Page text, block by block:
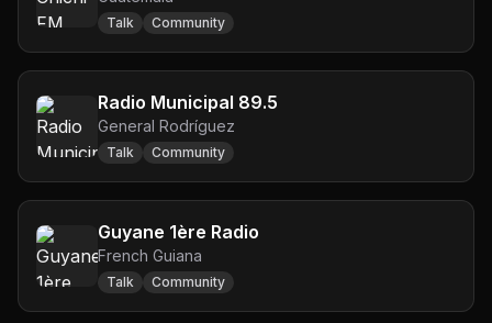
Talk Community
Radio Municipal 89.5
General Rodríguez
Talk Community
Guyane 1ère Radio
French Guiana
Talk Community